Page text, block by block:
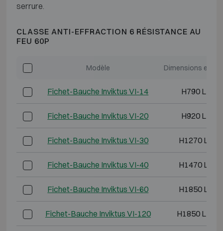
serrure.
CLASSE ANTI-EFFRACTION 6 RÉSISTANCE AU
FEU 60P
Modèle Dimensions
Fichet-Bauche Inviktus VI-14 H790 L730
Fichet-Bauche Inviktus VI-20 H920 L730
Fichet-Bauche Inviktus VI-30 H1270
Fichet-Bauche Inviktus VI-40 H1470
Fichet-Bauche Inviktus VI-60 H1850
Fichet-Bauche Inviktus VI-120 H1850